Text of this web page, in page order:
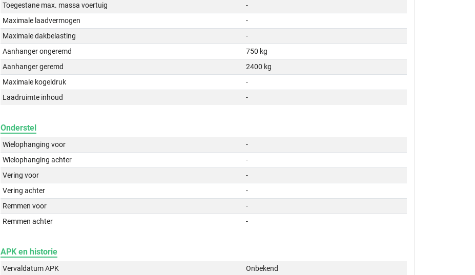
Toegestane max. massa voertuig
-
Maximale laadvermogen
-
Maximale dakbelasting
-
Aanhanger ongeremd
750 kg
Aanhanger geremd
2400 kg
Maximale kogeldruk
-
Laadruimte inhoud
-
Onderstel
Wielophanging voor
-
Wielophanging achter
-
Vering voor
-
Vering achter
-
Remmen voor
-
Remmen achter
-
APK en historie
Vervaldatum APK Onbekend